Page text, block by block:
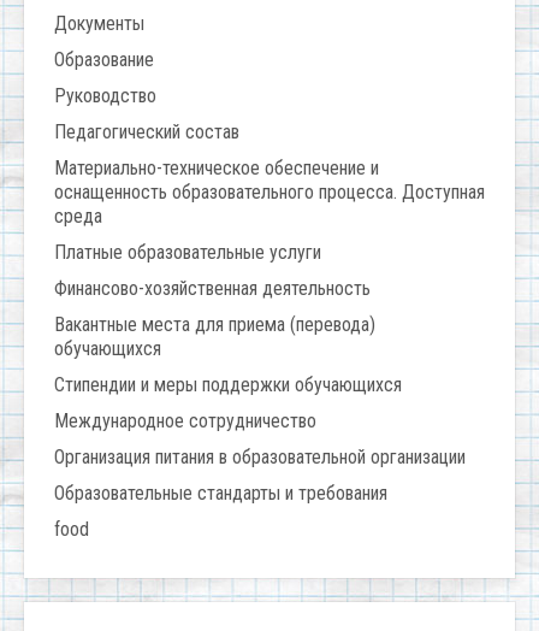
Документы
Образование
Руководство
Педагогический состав
Материально-техническое обеспечение и
оснащенность образовательного процесса. Доступная
среда
Платные образовательные услуги
Финансово-хозяйственная деятельность
Вакантные места для приема (перевода)
обучающихся
Стипендии и меры поддержки обучающихся
Международное сотрудничество
Организация питания в образовательной организации
Образовательные стандарты и требования
food